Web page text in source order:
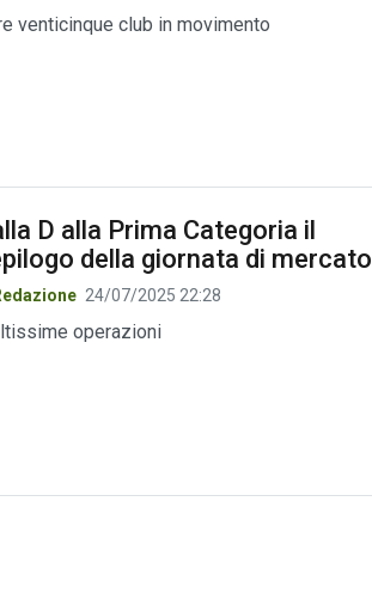
venticinque club in movimento
D alla Prima Categoria il
della giornata di mercato
24/07/2025 22:28
operazioni